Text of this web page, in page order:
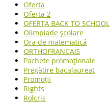
Oferta
Oferta 2
OFERTA BACK TO SCHOOL
Olimpiade școlare
Ora de matematică
ORTHOFRANCAIS
Pachete promoționale
Pregătire bacalaureat
Promoții
Rights
Rolcris